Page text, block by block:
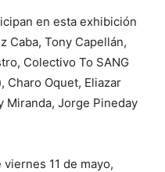
en esta exhibición
Caba, Tony Capellán,
Colectivo To SANG
Charo Oquet, Eliazar
Miranda, Jorge Pineday
11 de mayo,